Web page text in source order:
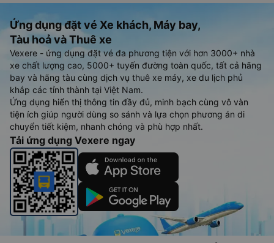
Ứng dụng đặt vé Xe khách, Máy bay,
Tàu hoả và Thuê xe
Vexere - ứng dụng đặt vé đa phương tiện với hơn 3000+ nhà
xe chất lượng cao, 5000+ tuyến đường toàn quốc, tất cả hãng
bay và hãng tàu cùng dịch vụ thuê xe máy, xe du lịch phủ
khắp các tỉnh thành tại Việt Nam.
Ứng dụng hiển thị thông tin đầy đủ, minh bạch cùng vô vàn
tiện ích giúp người dùng so sánh và lựa chọn phương án di
chuyển tiết kiệm, nhanh chóng và phù hợp nhất.
Tải ứng dụng Vexere ngay